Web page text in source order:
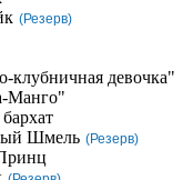
(Резерв)
девочка"
Манго"
Шмель (Резерв)